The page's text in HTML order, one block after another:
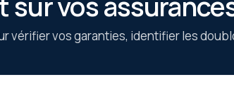
vérifier vos garanties, identifier les